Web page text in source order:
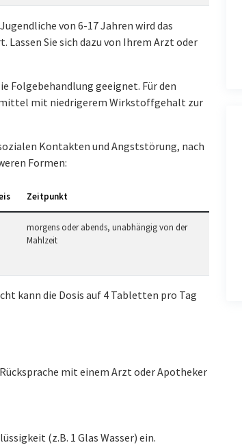
von 6-17 Jahren wird das
Sie sich dazu von Ihrem Arzt oder
Folgebehandlung geeignet. Für den
mit niedrigerem Wirkstoffgehalt zur
Kontakten und Angststörung, nach
Formen:
Zeitpunkt
morgens oder abends, unabhängig von der
Mahlzeit
kann die Dosis auf 4 Tabletten pro Tag
mit einem Arzt oder Apotheker
(z.B. 1 Glas Wasser) ein.